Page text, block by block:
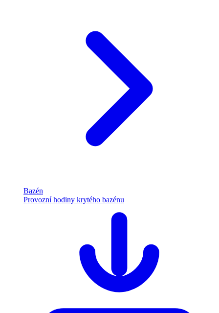
Bazén
Provozní hodiny krytého bazénu